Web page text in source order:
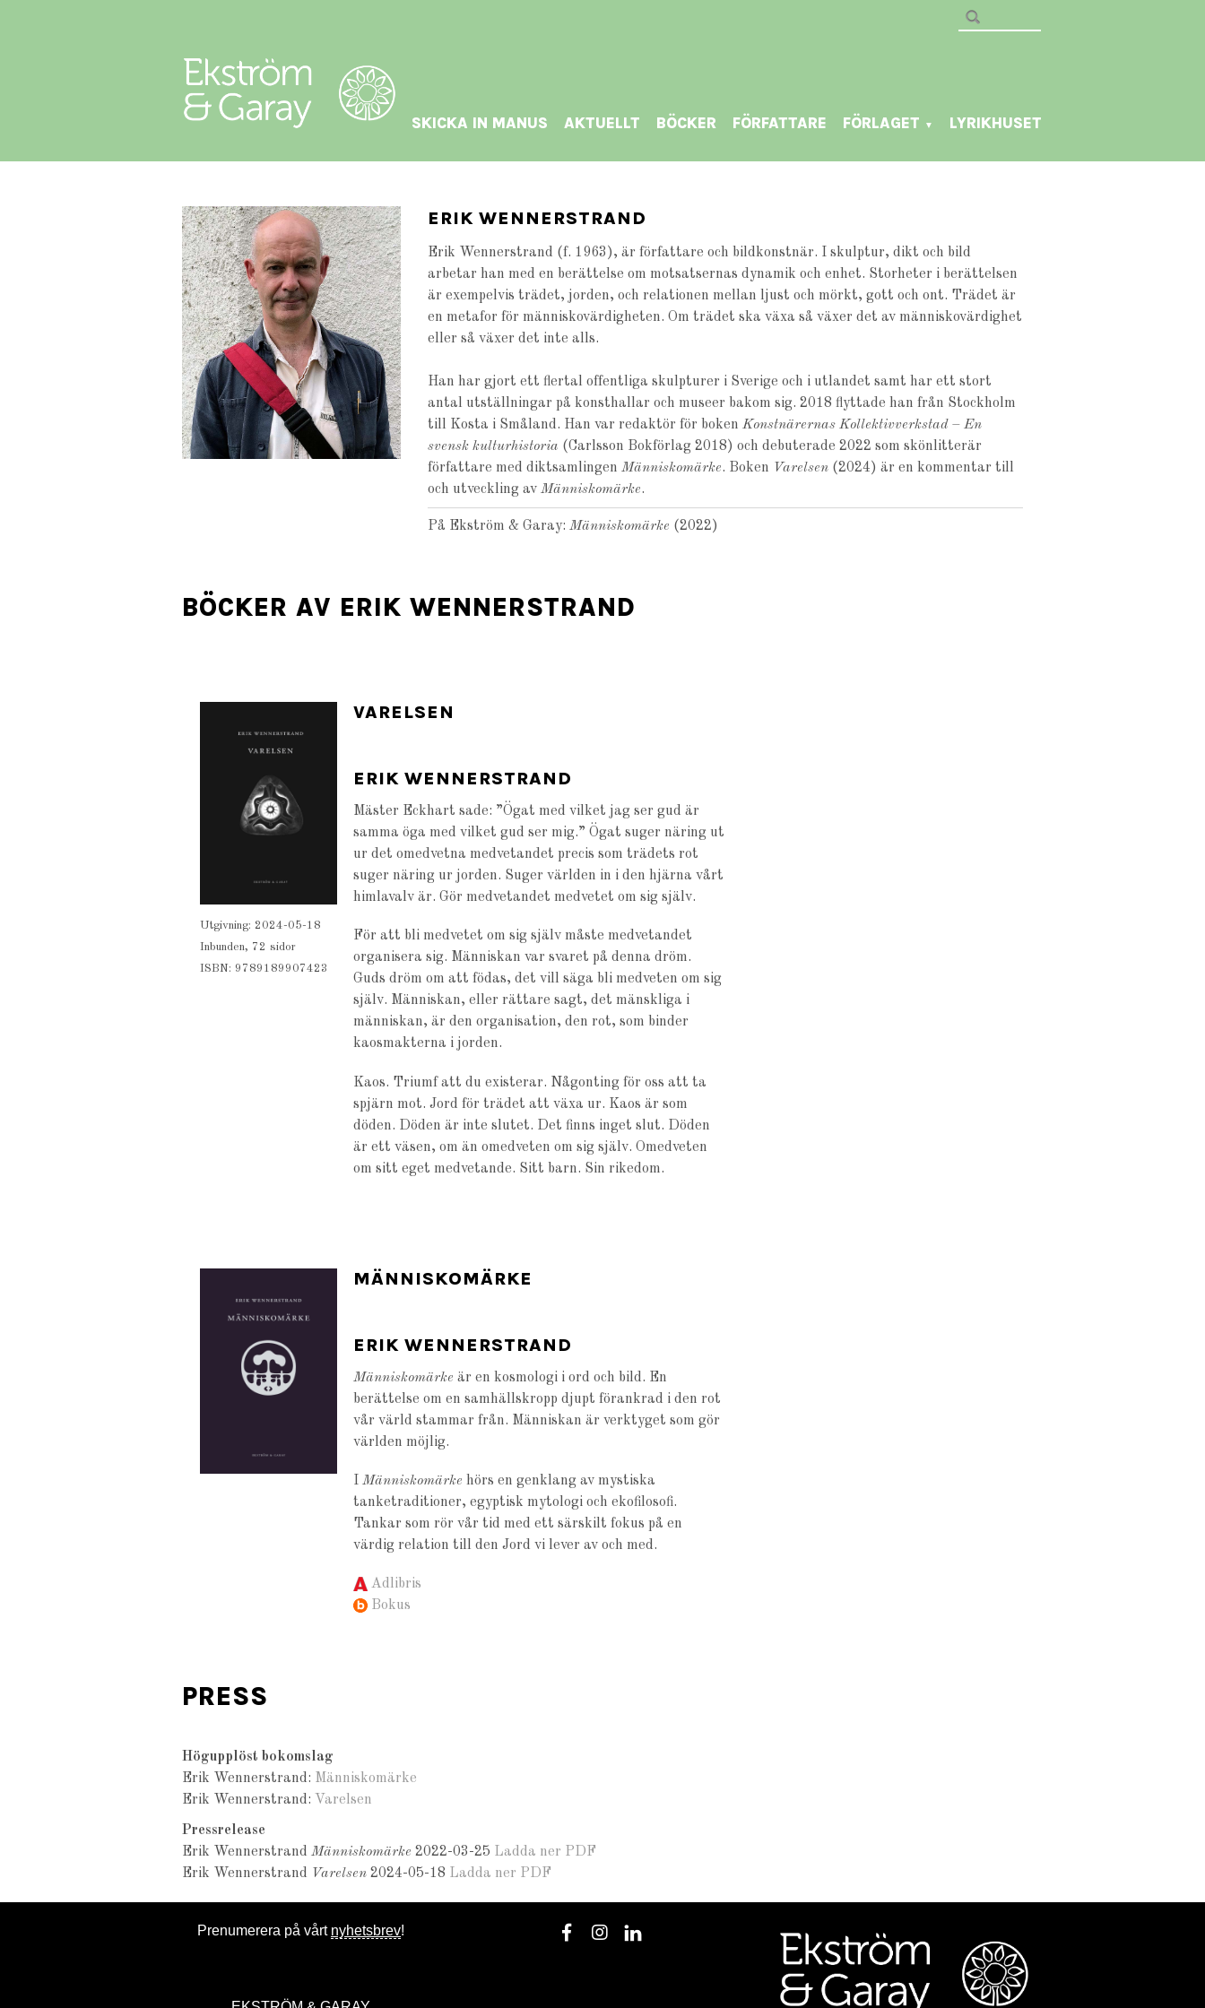
SKICKA IN MANUS AKTUELLT BÖCKER FÖRFATTARE FÖRLAGET ▼ LYRIKHUSET
ERIK WENNERSTRAND
Erik Wennerstrand (f. 1963), är författare och bildkonstnär. I skulptur, dikt och bild
arbetar han med en berättelse om motsatsernas dynamik och enhet. Storheter i berättelsen
är exempelvis trädet, jorden, och relationen mellan ljust och mörkt, gott och ont. Trädet är
en metafor för människovärdigheten. Om trädet ska växa så växer det av människovärdighet
eller så växer det inte alls.
Han har gjort ett flertal offentliga skulpturer i Sverige och i utlandet samt har ett stort
antal utställningar på konsthallar och museer bakom sig. 2018 flyttade han från Stockholm
till Kosta i Småland. Han var redaktör för boken Konstnärernas Kollektivverkstad – En
svensk kulturhistoria (Carlsson Bokförlag 2018) och debuterade 2022 som skönlitterär
författare med diktsamlingen Människomärke. Boken Varelsen(2024) är en kommentar till
och utveckling av Människomärke.
På Ekström & Garay: Människomärke (2022)
BÖCKER AV ERIK WENNERSTRAND
Utgivning: 2024-05-18
Inbunden, 72 sidor
ISBN: 9789189907423
VARELSEN
ERIK WENNERSTRAND
Mäster Eckhart sade: ”Ögat med vilket jag ser gud är
samma öga med vilket gud ser mig.” Ögat suger näring ut
ur det omedvetna medvetandet precis som trädets rot
suger näring ur jorden. Suger världen in i den hjärna vårt
himlavalv är. Gör medvetandet medvetet om sig själv.
För att bli medvetet om sig själv måste medvetandet
organisera sig. Människan var svaret på denna dröm.
Guds dröm om att födas, det vill säga bli medveten om sig
själv. Människan, eller rättare sagt, det mänskliga i
människan, är den organisation, den rot, som binder
kaosmakterna i jorden.
Kaos. Triumf att du existerar. Någonting för oss att ta
spjärn mot. Jord för trädet att växa ur. Kaos är som
döden. Döden är inte slutet. Det finns inget slut. Döden
är ett väsen, om än omedveten om sig själv. Omedveten
om sitt eget medvetande. Sitt barn. Sin rikedom.
MÄNNISKOMÄRKE
ERIK WENNERSTRAND
Människomärke är en kosmologi i ord och bild. En
berättelse om en samhällskropp djupt förankrad i den rot
vår värld stammar från. Människan är verktyget som gör
världen möjlig.
IMänniskomärke hörs en genklang av mystiska
tanketraditioner, egyptisk mytologi och ekofilosofi.
Tankar som rör vår tid med ett särskilt fokus på en
värdig relation till den Jord vi lever av och med.
Adlibris
Bokus
PRESS
Högupplöst bokomslag
Erik Wennerstrand: Människomärke
Erik Wennerstrand: Varelsen
Pressrelease
Erik Wennerstrand Människomärke 2022-03-25 Ladda ner PDF
Erik Wennerstrand Varelsen 2024-05-18 Ladda ner PDF
Prenumerera på vårt nyhetsbrev!